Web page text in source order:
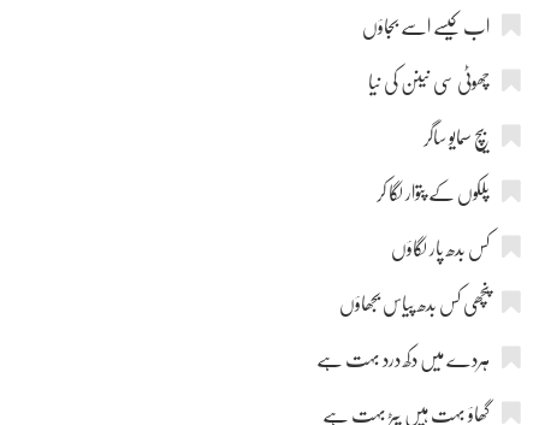
اب کیسے اسے بجاؤں
چھوٹی سی نینن کی نیا
بیچ سمایو ساگر
پلکوں کے پتوار لگا کر
کس بدھ پار لگاؤں
پنچھی کس بدھ پیاس بجھاؤں
ہردے میں دکھ درد بہت ہے
گھاؤ بہت ہیں پیڑ بہت ہے